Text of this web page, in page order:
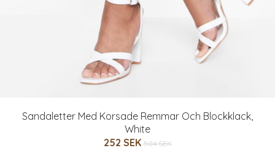
Sandaletter Med Korsade Remmar Och Blockklack,
White
252 SEK 504 SEK